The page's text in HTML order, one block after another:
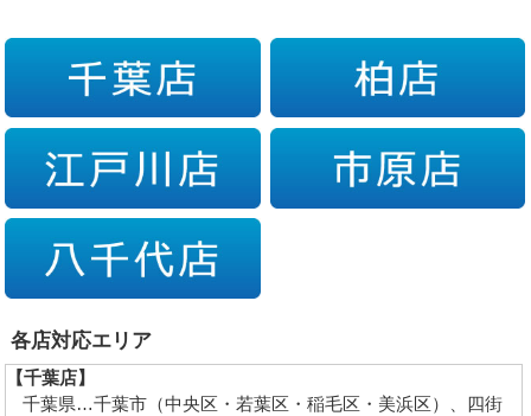
各店対応エリア
【千葉店】
千葉県…千葉市（中央区・若葉区・稲毛区・美浜区）、四街